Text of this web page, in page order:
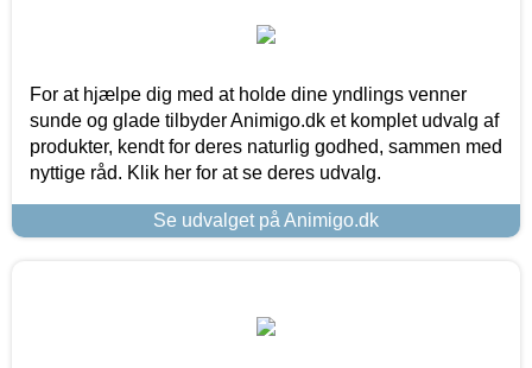
For at hjælpe dig med at holde dine yndlings venner
sunde og glade tilbyder Animigo.dk et komplet udvalg af
produkter, kendt for deres naturlig godhed, sammen med
nyttige råd. Klik her for at se deres udvalg.
Se udvalget på Animigo.dk